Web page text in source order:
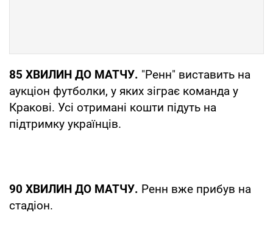
85 ХВИЛИН ДО МАТЧУ. "Ренн" виставить на
аукціон футболки, у яких зіграє команда у
Кракові. Усі отримані кошти підуть на
підтримку українців.
90 ХВИЛИН ДО МАТЧУ. Ренн вже прибув на
стадіон.